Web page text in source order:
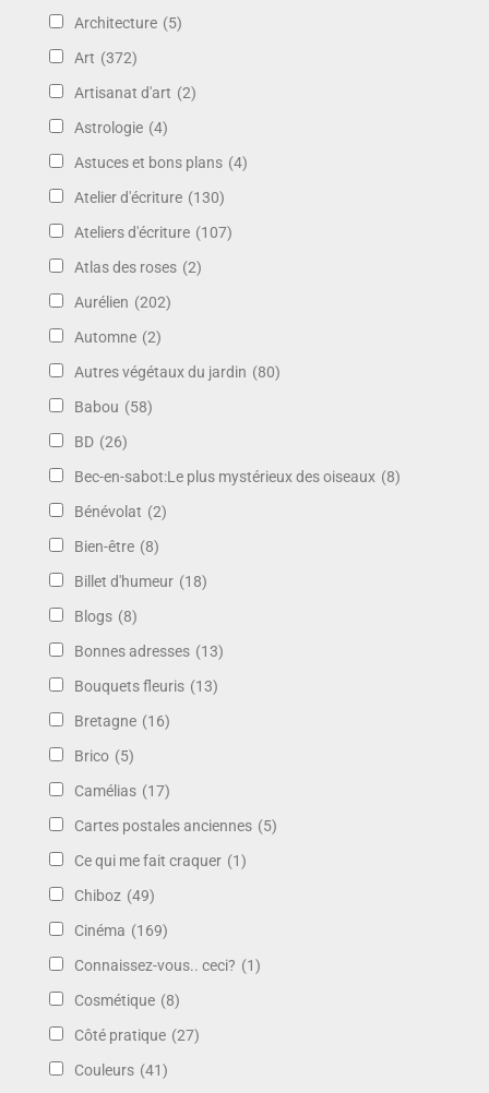
Architecture (5)
Art (372)
Artisanat d'art (2)
Astrologie (4)
Astuces et bons plans (4)
Atelier d'écriture (130)
Ateliers d'écriture (107)
Atlas des roses (2)
Aurélien (202)
Automne (2)
Autres végétaux du jardin (80)
Babou (58)
BD (26)
Bec-en-sabot:Le plus mystérieux des oiseaux (8)
Bénévolat (2)
Bien-être (8)
Billet d'humeur (18)
Blogs (8)
Bonnes adresses (13)
Bouquets fleuris (13)
Bretagne (16)
Brico (5)
Camélias (17)
Cartes postales anciennes (5)
Ce qui me fait craquer (1)
Chiboz (49)
Cinéma (169)
Connaissez-vous.. ceci? (1)
Cosmétique (8)
Côté pratique (27)
Couleurs (41)